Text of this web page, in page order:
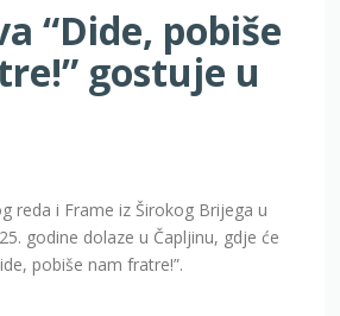
“Dide, pobiše
gostuje u
reda i Frame iz Širokog Brijega u
godine dolaze u Čapljinu, gdje će
pobiše nam fratre!”.